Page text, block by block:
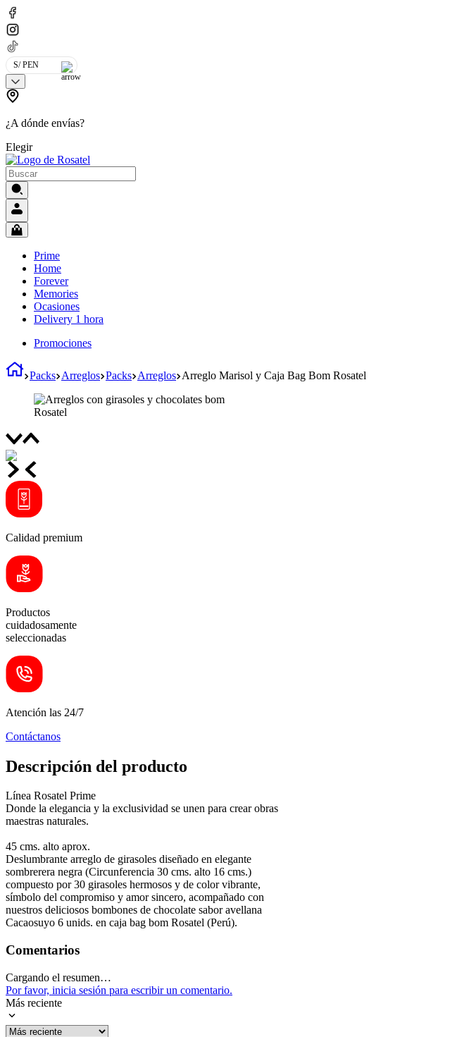
S/ PEN
¿A dónde envías?
Elegir
Prime
Home
Forever
Memories
Ocasiones
Delivery 1 hora
Promociones
Packs Arreglos Packs Arreglos Arreglo Marisol y Caja Bag Bom Rosatel
Calidad premium
Productos
cuidadosamente
seleccionadas
Atención las 24/7
Contáctanos
Descripción del producto
Línea Rosatel Prime
Donde la elegancia y la exclusividad se unen para crear obras
maestras naturales.
45 cms. alto aprox.
Deslumbrante arreglo de girasoles diseñado en elegante
sombrerera negra (Circunferencia 30 cms. alto 16 cms.)
compuesto por 30 girasoles hermosos y de color vibrante,
símbolo del compromiso y amor sincero, acompañado con
nuestros deliciosos bombones de chocolate sabor avellana
Cacaosuyo 6 unids. en caja bag bom Rosatel (Perú).
Comentarios
Cargando el resumen…
Por favor, inicia sesión para escribir un comentario.
Más reciente